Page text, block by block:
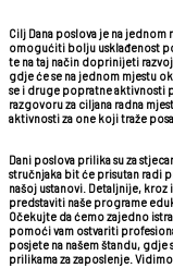
Cilj Dana poslova je na
omogućiti bolju usklađenost
te na taj način doprinijeti
gdje će se na jednom mjestu
se i druge popratne aktivnosti
razgovoru za ciljana radna
aktivnosti za one koji traže
Dani poslova prilika su za
stručnjaka bit će prisutan radi
našoj ustanovi. Detaljnije,
predstaviti naše programe
Očekujte da ćemo zajedno
pomoći vam ostvariti
posjete na našem štandu,
prilikama za zaposlenje.